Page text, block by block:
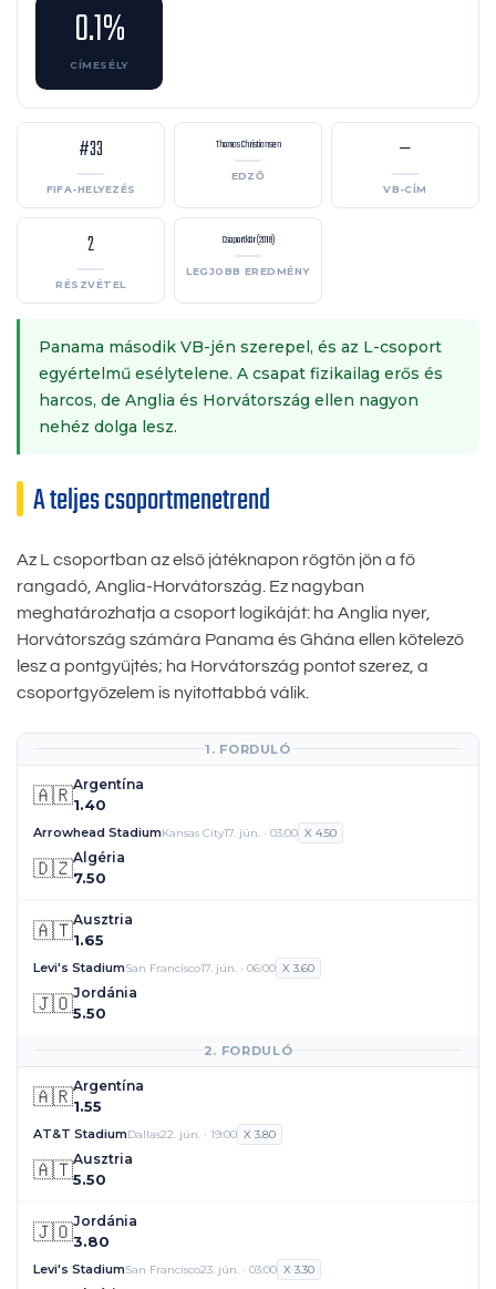
0.1%
CÍMESÉLY
#33
FIFA-HELYEZÉS
Thomas Christiansen
EDZŐ
—
VB-CÍM
2
RÉSZVÉTEL
Csoportkör (2018)
LEGJOBB EREDMÉNY
Panama második VB-jén szerepel, és az L-csoport
egyértelmű esélytelene. A csapat fizikailag erős és
harcos, de Anglia és Horvátország ellen nagyon
nehéz dolga lesz.
A teljes csoportmenetrend
Az L csoportban az első játéknapon rögtön jön a fő
rangadó, Anglia-Horvátország. Ez nagyban
meghatározhatja a csoport logikáját: ha Anglia nyer,
Horvátország számára Panama és Ghána ellen kötelező
lesz a pontgyűjtés; ha Horvátország pontot szerez, a
csoportgyőzelem is nyitottabbá válik.
1. FORDULÓ
Argentína
1.40
🇦🇷
Arrowhead StadiumKansas City17. jún. · 03:00 X 4.50
🇩🇿Algéria
7.50
Ausztria
1.65
🇦🇹
Levi's StadiumSan Francisco17. jún. · 06:00 X 3.60
🇯🇴Jordánia
5.50
2. FORDULÓ
Argentína
1.55
🇦🇷
AT&T StadiumDallas22. jún. · 19:00 X 3.80
🇦🇹Ausztria
5.50
Jordánia
3.80
🇯🇴
Levi's StadiumSan Francisco23. jún. · 03:00 X 3.30